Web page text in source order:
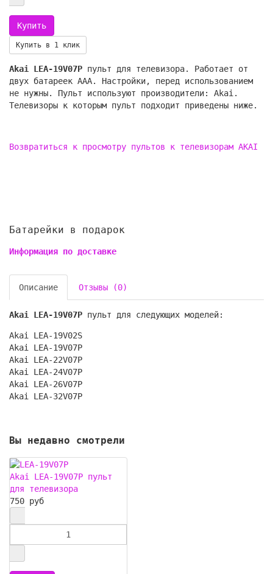
Купить в 1 клик
Akai LEA-19V07P пульт для телевизора. Работает от
двух батареек AAA. Настройки, перед использованием
не нужны. Пульт используют производители: Akai.
Телевизоры к которым пульт подходит приведены ниже.
Возвратиться к просмотру пультов к телевизорам AKAI
Батарейки в подарок
Информация по доставке
Описание Отзывы (0)
Akai LEA-19V07P пульт для следующих моделей:
Akai LEA-19V02S
Akai LEA-19V07P
Akai LEA-22V07P
Akai LEA-24V07P
Akai LEA-26V07P
Akai LEA-32V07P
Вы недавно смотрели
Akai LEA-19V07P пульт
для телевизора
750 руб